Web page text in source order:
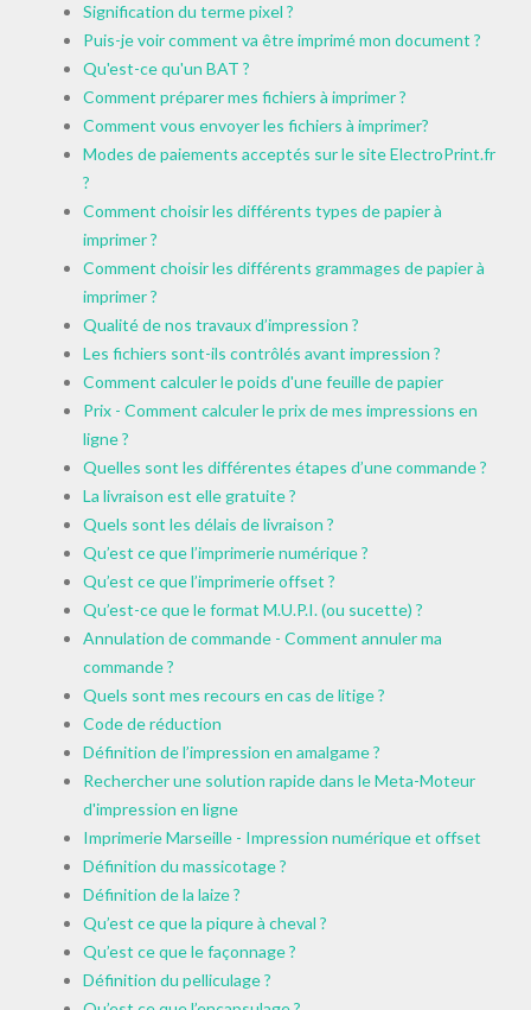
Signification du terme pixel ?
Puis-je voir comment va être imprimé mon document ?
Qu'est-ce qu'un BAT ?
Comment préparer mes fichiers à imprimer ?
Comment vous envoyer les fichiers à imprimer?
Modes de paiements acceptés sur le site ElectroPrint.fr
?
Comment choisir les différents types de papier à
imprimer ?
Comment choisir les différents grammages de papier à
imprimer ?
Qualité de nos travaux d’impression ?
Les fichiers sont-ils contrôlés avant impression ?
Comment calculer le poids d'une feuille de papier
Prix - Comment calculer le prix de mes impressions en
ligne ?
Quelles sont les différentes étapes d’une commande ?
La livraison est elle gratuite ?
Quels sont les délais de livraison ?
Qu’est ce que l’imprimerie numérique ?
Qu’est ce que l’imprimerie offset ?
Qu’est-ce que le format M.U.P.I. (ou sucette) ?
Annulation de commande - Comment annuler ma
commande ?
Quels sont mes recours en cas de litige ?
Code de réduction
Définition de l’impression en amalgame ?
Rechercher une solution rapide dans le Meta-Moteur
d'impression en ligne
Imprimerie Marseille - Impression numérique et offset
Définition du massicotage ?
Définition de la laize ?
Qu’est ce que la piqure à cheval ?
Qu’est ce que le façonnage ?
Définition du pelliculage ?